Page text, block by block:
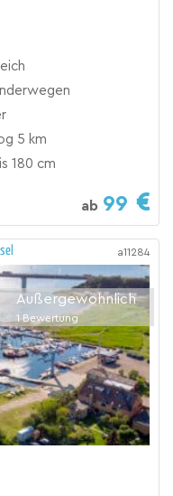
5 km
180 cm
ab 99
a11284
Außergewöhnlich
1 Bewertung